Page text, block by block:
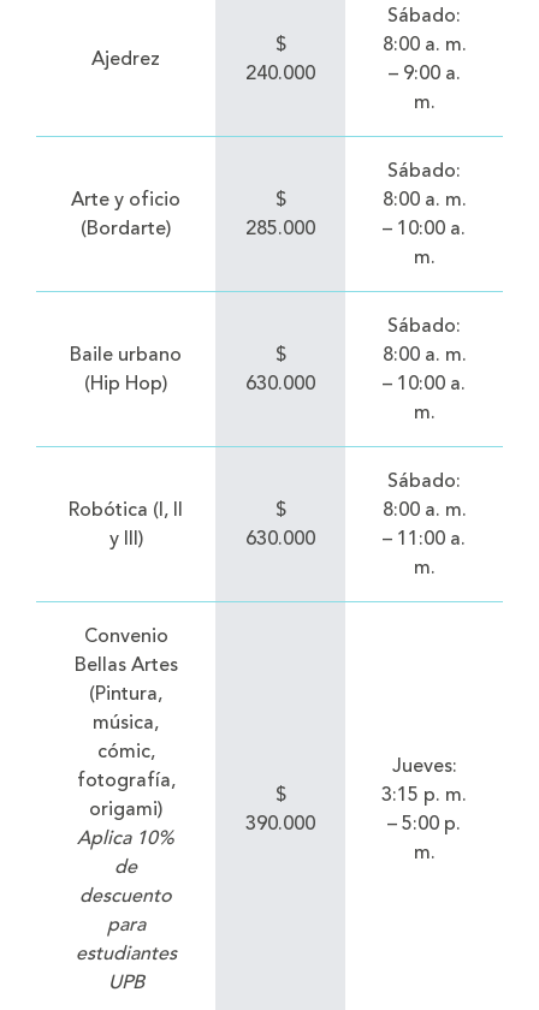
Ajedrez
$
240.000
Sábado:
8:00 a. m.
– 9:00 a.
m.
Arte y oficio
(Bordarte)
$
285.000
Sábado:
8:00 a. m.
– 10:00 a.
m.
Baile urbano
(Hip Hop)
$
630.000
Sábado:
8:00 a. m.
– 10:00 a.
m.
Robótica (I, II
y III)
$
630.000
Sábado:
8:00 a. m.
– 11:00 a.
m.
Convenio
Bellas Artes
(Pintura,
música,
cómic,
fotografía,
origami)
Aplica 10%
de
descuento
para
estudiantes
UPB
$
390.000
Jueves:
3:15 p. m.
– 5:00 p.
m.